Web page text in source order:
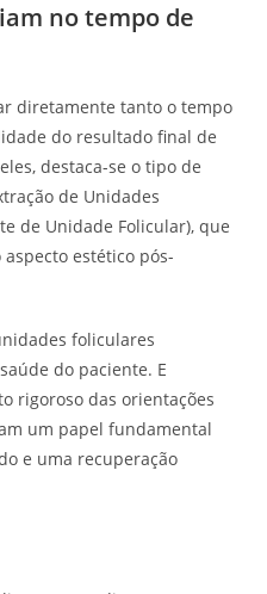
no tempo de
diretamente tanto o tempo
do resultado final de
destaca-se o tipo de
de Unidades
de Unidade Folicular), que
estético pós-
foliculares
do paciente. E
rigoroso das orientações
um papel fundamental
e uma recuperação